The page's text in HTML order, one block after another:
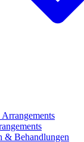
& Behandlungen